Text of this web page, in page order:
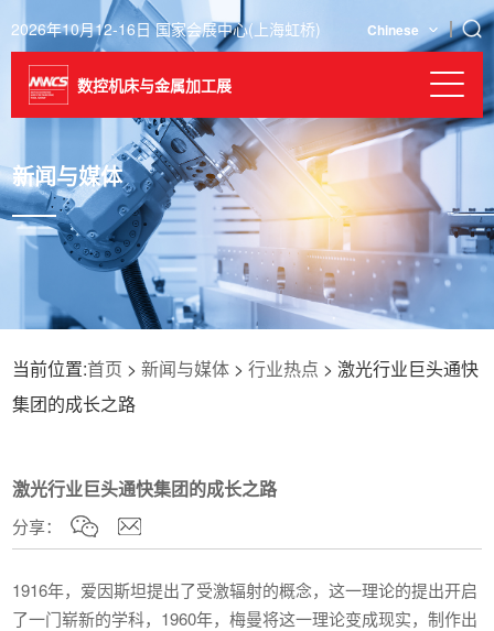
2026年10月12-16日 国家会展中心(上海虹桥) Chinese
数控机床与金属加工展
新闻与媒体
当前位置:首页 >新闻与媒体 >行业热点 > 激光行业巨头通快
集团的成长之路
激光行业巨头通快集团的成长之路
分享：
1916年，爱因斯坦提出了受激辐射的概念，这一理论的提出开启
了一门崭新的学科，1960年，梅曼将这一理论变成现实，制作出